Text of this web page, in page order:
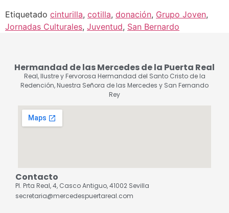
Etiquetado cinturilla, cotilla, donación, Grupo Joven,
Jornadas Culturales, Juventud, San Bernardo
Hermandad de las Mercedes de la Puerta Real
Real, Ilustre y Fervorosa Hermandad del Santo Cristo de la
Redención, Nuestra Señora de las Mercedes y San Fernando
Rey
Contacto
Pl. Prta Real, 4, Casco Antiguo, 41002 Sevilla
secretaria@mercedespuertareal.com